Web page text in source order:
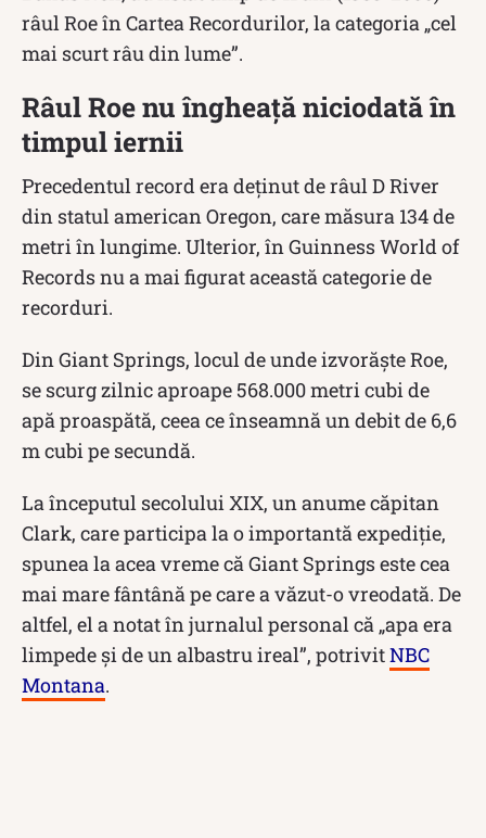
râul Roe în Cartea Recordurilor, la categoria „cel
mai scurt râu din lume”.
Râul Roe nu îngheață niciodată în
timpul iernii
Precedentul record era deținut de râul D River
din statul american Oregon, care măsura 134 de
metri în lungime. Ulterior, în Guinness World of
Records nu a mai figurat această categorie de
recorduri.
Din Giant Springs, locul de unde izvorăște Roe,
se scurg zilnic aproape 568.000 metri cubi de
apă proaspătă, ceea ce înseamnă un debit de 6,6
m cubi pe secundă.
La începutul secolului XIX, un anume căpitan
Clark, care participa la o importantă expediție,
spunea la acea vreme că Giant Springs este cea
mai mare fântână pe care a văzut-o vreodată. De
altfel, el a notat în jurnalul personal că „apa era
limpede și de un albastru ireal”, potrivitNBC
Montana.